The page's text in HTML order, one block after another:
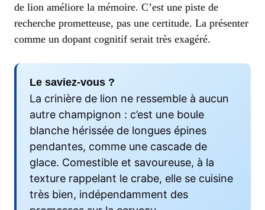
de lion améliore la mémoire. C’est une piste de
recherche prometteuse, pas une certitude. La présenter
comme un dopant cognitif serait très exagéré.
Le saviez-vous ?
La crinière de lion ne ressemble à aucun
autre champignon : c’est une boule
blanche hérissée de longues épines
pendantes, comme une cascade de
glace. Comestible et savoureuse, à la
texture rappelant le crabe, elle se cuisine
très bien, indépendamment des